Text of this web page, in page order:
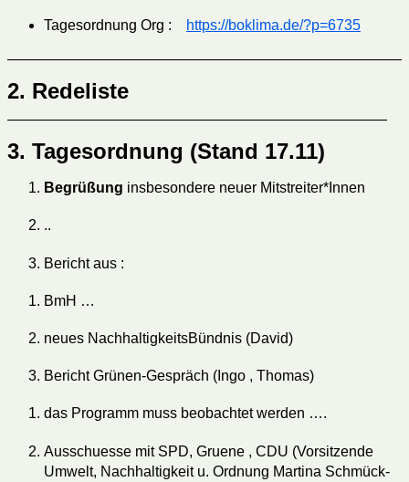
Tagesordnung Org : https://boklima.de/?p=6735
———————————————————————————
2. Redeliste
——————————————————————————
3. Tagesordnung (Stand 17.11)
Begrüßung insbesondere neuer Mitstreiter*Innen
..
Bericht aus :
BmH …
neues NachhaltigkeitsBündnis (David)
Bericht Grünen-Gespräch (Ingo , Thomas)
das Programm muss beobachtet werden ….
Ausschuesse mit SPD, Gruene , CDU (Vorsitzende
Umwelt, Nachhaltigkeit u. Ordnung Martina Schmück-